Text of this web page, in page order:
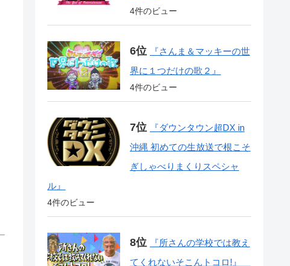
4件のビュー
『さんま＆マッキーの世
界に１つだけの歌２』
4件のビュー
『ダウンタウン超DX in
沖縄 初めての生放送で根こそ
ぎしゃべりまくりスペシャ
ル』
4件のビュー
『所さんの学校では教え
てくれないそこんトコロ!』